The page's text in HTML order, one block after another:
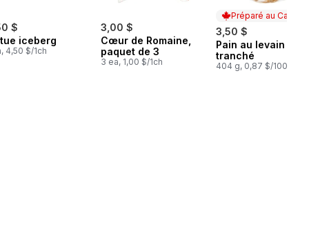
$
iceberg
4,50 $/1ch
3,00 $
Cœur de Romaine,
paquet de 3
3 ea, 1,00 $/1ch
Préparé au Canada
3,50 $
Préparé au
Pain au levain
tranché
404 g, 0,87 $/100g